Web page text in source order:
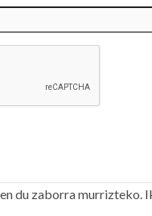
du zaborra murrizteko.